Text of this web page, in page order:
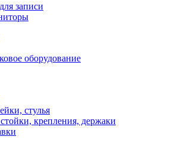
записи
оборудование
стулья
крепления, держаки